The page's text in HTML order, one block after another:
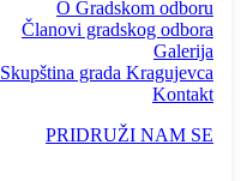
O Gradskom odboru
Članovi gradskog odbora
Galerija
Skupština grada Kragujevca
Kontakt
PRIDRUŽI NAM SE